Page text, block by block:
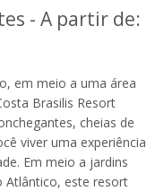
- A partir de:
em meio a uma área
Brasilis Resort
cheias de
viver uma experiência
Em meio a jardins
Atlântico, este resort